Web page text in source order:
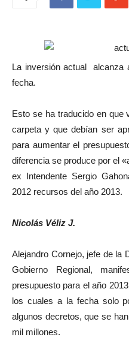
La inversión actual alcanza
fecha.
Esto se ha traducido en que
carpeta y que debían ser
para aumentar el
diferencia se produce por el
ex Intendente Sergio
2012 recursos del año 2013.
Nicolás Véliz J.
Alejandro Cornejo, jefe de la
Gobierno Regional,
presupuesto para el año
los cuales a la fecha solo
algunos decretos, que se
mil millones.